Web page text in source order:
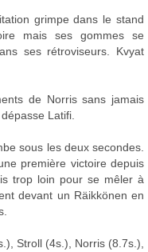
grimpe dans le stand
mais ses gommes se
ses rétroviseurs. Kvyat
de Norris sans jamais
Latifi.
sous les deux secondes.
première victoire depuis
trop loin pour se mêler à
devant un Räikkönen en
Stroll (4s.), Norris (8.7s.),